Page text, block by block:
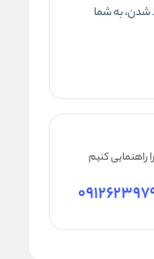
شدن، به شما
راهنمایی کنیم